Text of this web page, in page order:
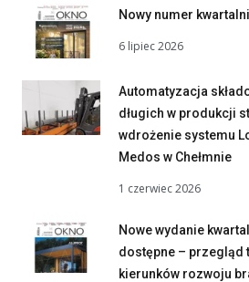
Nowy numer
6 lipiec 2026
Automatyzacja
długich w produkcji
wdrożenie systemu
Medos w Chełmnie
1 czerwiec 2026
Nowe wydanie
dostępne – przegląd
kierunków rozwoju